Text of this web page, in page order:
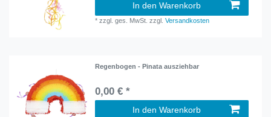
In den Warenkorb
*zzgl. ges. MwSt. zzgl.Versandkosten
Regenbogen - Pinata ausziehbar
0,00 € *
In den Warenkorb